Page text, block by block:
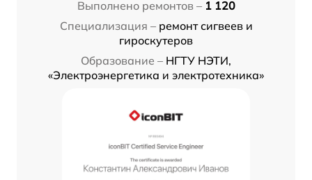
Выполнено ремонтов – 1 120
Специализация – ремонт сигвеев и
гироскутеров
Образование – НГТУ НЭТИ,
«Электроэнергетика и электротехника»